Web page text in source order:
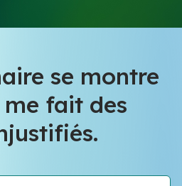
se montre
fait des